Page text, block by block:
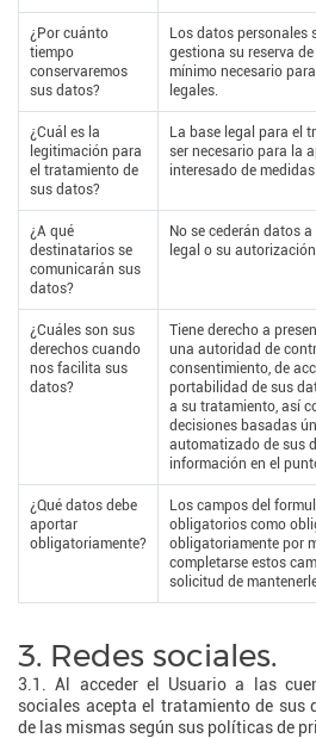
¿Por cuánto
tiempo
conservaremos
sus datos?
Los datos personales
gestiona su reserva
mínimo necesario
legales.
¿Cuál es la
legitimación para
el tratamiento de
sus datos?
La base legal para el
ser necesario para la
interesado de
¿A qué
destinatarios se
comunicarán sus
datos?
No se cederán datos
legal o su
¿Cuáles son sus
derechos cuando
nos facilita sus
datos?
Tiene derecho a
una autoridad de
consentimiento, de
portabilidad de sus
a su tratamiento, así
decisiones basadas
automatizado de sus
información en el
¿Qué datos debe
aportar
obligatoriamente?
Los campos del
obligatorios como
obligatoriamente por
completarse estos
solicitud de
3. Redes sociales.
3.1. Al acceder el Usuario a las
sociales acepta el tratamiento de sus
de las mismas según sus políticas de